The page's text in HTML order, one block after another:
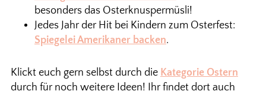
besonders das Osterknuspermüsli!
Jedes Jahr der Hit bei Kindern zum Osterfest:
Spiegelei Amerikaner backen.
Klickt euch gern selbst durch die Kategorie Ostern
durch für noch weitere Ideen! Ihr findet dort auch